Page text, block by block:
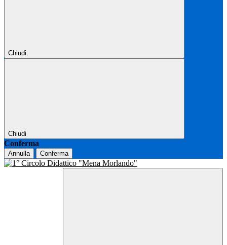
Chiudi
Chiudi
Conferma
Annulla Conferma